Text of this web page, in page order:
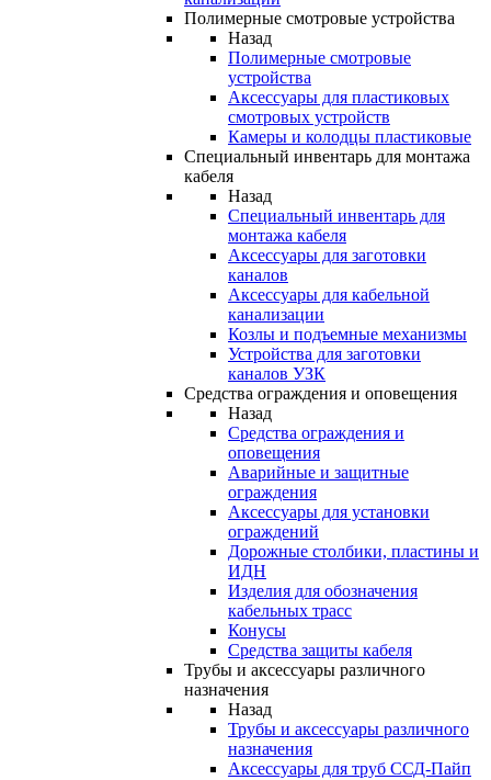
Полимерные смотровые устройства
Назад
Полимерные смотровые
устройства
Аксессуары для пластиковых
смотровых устройств
Камеры и колодцы пластиковые
Специальный инвентарь для монтажа
кабеля
Назад
Специальный инвентарь для
монтажа кабеля
Аксессуары для заготовки
каналов
Аксессуары для кабельной
канализации
Козлы и подъемные механизмы
Устройства для заготовки
каналов УЗК
Средства ограждения и оповещения
Назад
Средства ограждения и
оповещения
Аварийные и защитные
ограждения
Аксессуары для установки
ограждений
Дорожные столбики, пластины и
ИДН
Изделия для обозначения
кабельных трасс
Конусы
Средства защиты кабеля
Трубы и аксессуары различного
назначения
Назад
Трубы и аксессуары различного
назначения
Аксессуары для труб ССД-Пайп